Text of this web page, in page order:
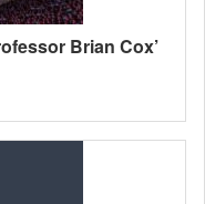
Brian Cox’